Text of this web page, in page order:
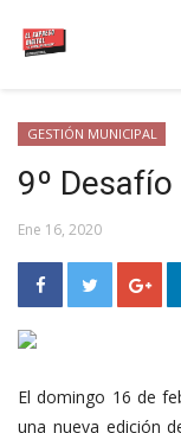
GESTIÓN MUNICIPAL
9º
Ene 16, 2020
El domingo 16 de
una nueva edición